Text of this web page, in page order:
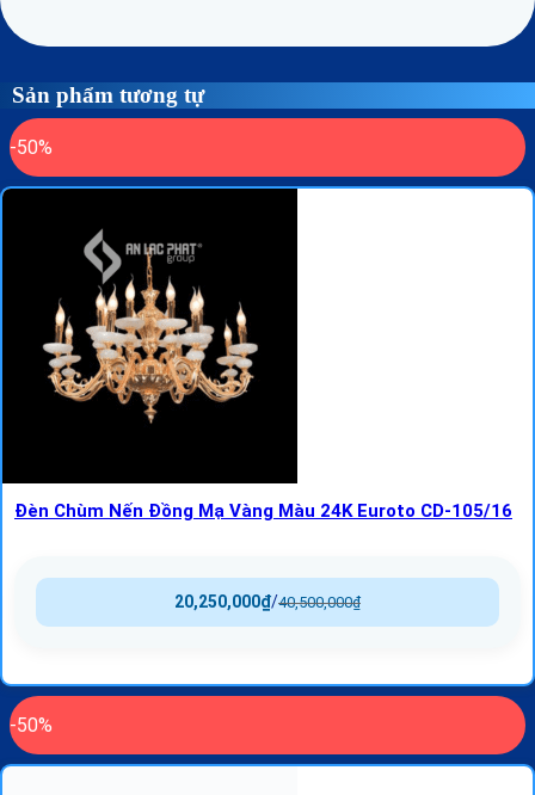
Sản phẩm tương tự
-50%
Đèn Chùm Nến Đồng Mạ Vàng Màu 24K Euroto CD-105/16
40,500,000₫
/
20,250,000₫
-50%